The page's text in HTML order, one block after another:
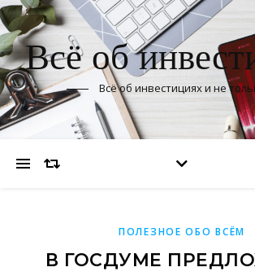
Всё об
Всё об инвестициях и не
ПОЛЕЗНОЕ ОБО ВСЁМ
В ГОСДУМЕ